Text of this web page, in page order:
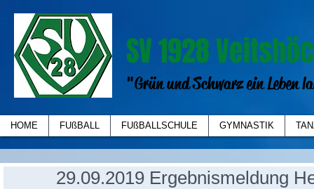
SV 1928
"Grün und Schwarz ein Leben
HOME FUßBALL FUßBALLSCHULE GYMNASTIK
29.09.2019 Ergebnismeldung